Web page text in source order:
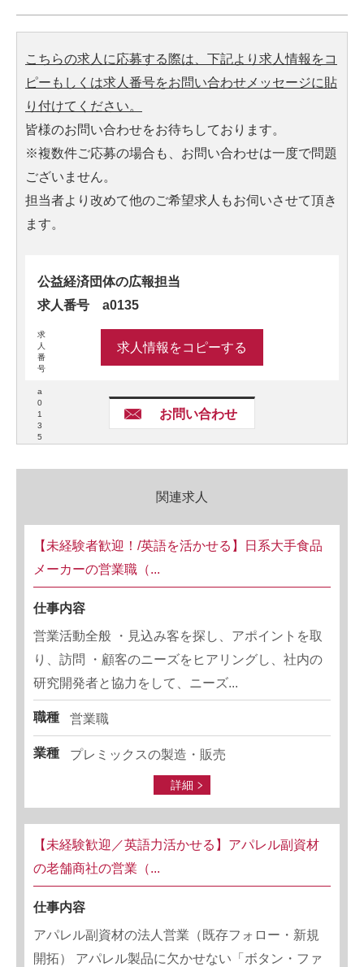
こちらの求人に応募する際は、下記より求人情報をコ
ピーもしくは求人番号をお問い合わせメッセージに貼
り付けてください。
皆様のお問い合わせをお待ちしております。
※複数件ご応募の場合も、お問い合わせは一度で問題
ございません。
担当者より改めて他のご希望求人もお伺いさせて頂き
ます。
求
人
番
号
a
0
1
3
5
公益経済団体の広報担当
求人番号 a0135
求人情報をコピーする
お問い合わせ
関連求人
【未経験者歓迎！/英語を活かせる】日系大手食品
メーカーの営業職（...
仕事内容
営業活動全般 ・見込み客を探し、アポイントを取
り、訪問 ・顧客のニーズをヒアリングし、社内の
研究開発者と協力をして、ニーズ...
職種 営業職
業種 プレミックスの製造・販売
詳細
【未経験歓迎／英語力活かせる】アパレル副資材
の老舗商社の営業（...
仕事内容
アパレル副資材の法人営業（既存フォロー・新規
開拓） アパレル製品に欠かせない「ボタン・ファ